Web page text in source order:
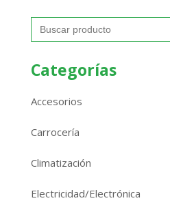
Buscar:
Categorías
Accesorios
Carrocería
Climatización
Electricidad/Electrónica